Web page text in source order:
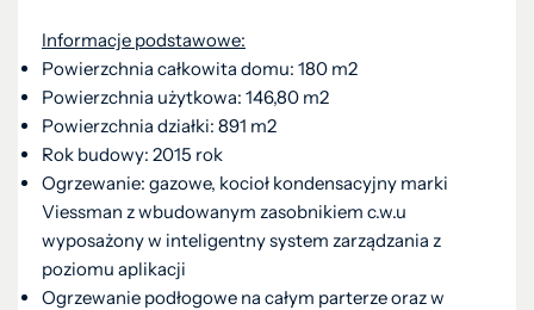
Informacje podstawowe:
Powierzchnia całkowita domu: 180 m2
Powierzchnia użytkowa: 146,80 m2
Powierzchnia działki: 891 m2
Rok budowy: 2015 rok
Ogrzewanie: gazowe, kocioł kondensacyjny marki
Viessman z wbudowanym zasobnikiem c.w.u
wyposażony w inteligentny system zarządzania z
poziomu aplikacji
Ogrzewanie podłogowe na całym parterze oraz w